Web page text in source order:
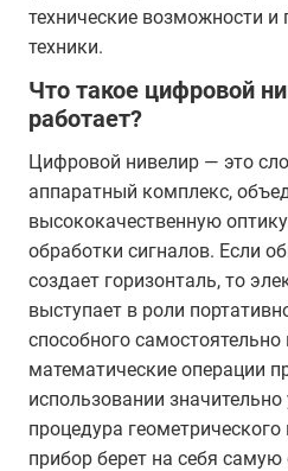
технические возможности и
техники.
Что такое цифровой
работает?
Цифровой нивелир — это
аппаратный комплекс,
высококачественную
обработки сигналов. Если
создает горизонталь, то
выступает в роли
способного
математические операции
использовании
процедура
прибор берет на себя